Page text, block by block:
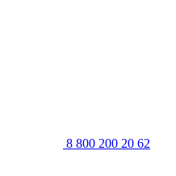
8 800 200 20 62